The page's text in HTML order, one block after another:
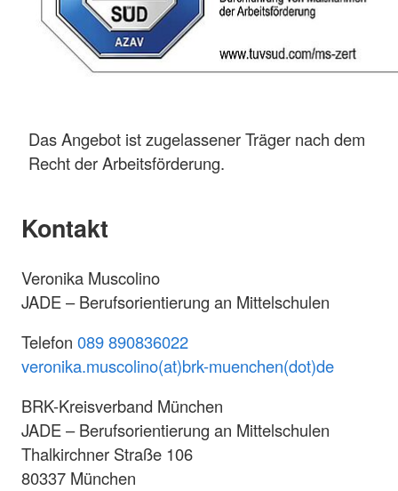
Das Angebot ist zugelassener Träger nach dem
Recht der Arbeitsförderung.
Kontakt
Veronika Muscolino
JADE – Berufsorientierung an Mittelschulen
Telefon 089 890836022
veronika.muscolino(at)brk-muenchen(dot)de
BRK-Kreisverband München
JADE – Berufsorientierung an Mittelschulen
Thalkirchner Straße 106
80337 München